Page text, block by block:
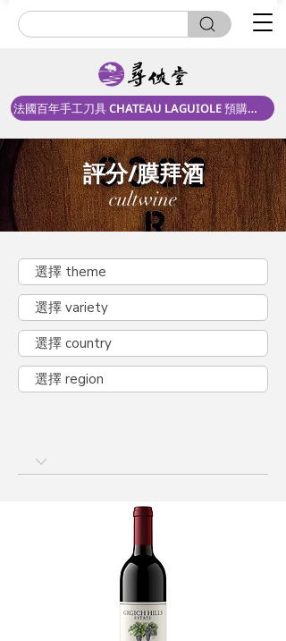
法國百年手工刀具 CHATEAU LAGUIOLE 預購中！
評分/膜拜酒
cultwine